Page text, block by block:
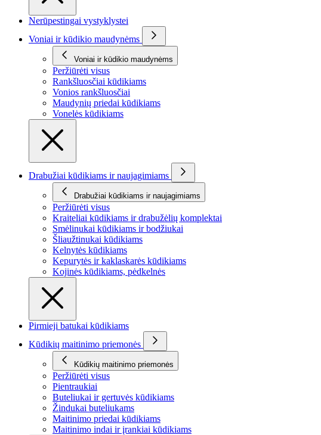
Nerūpestingai vystyklystei
Voniai ir kūdikio maudynėms
Voniai ir kūdikio maudynėms
Peržiūrėti visus
Rankšluosčiai kūdikiams
Vonios rankšluosčiai
Maudynių priedai kūdikiams
Vonelės kūdikiams
Drabužiai kūdikiams ir naujagimiams
Drabužiai kūdikiams ir naujagimiams
Peržiūrėti visus
Kraiteliai kūdikiams ir drabužėlių komplektai
Smėlinukai kūdikiams ir bodžiukai
Šliaužtinukai kūdikiams
Kelnytės kūdikiams
Kepurytės ir kaklaskarės kūdikiams
Kojinės kūdikiams, pėdkelnės
Pirmieji batukai kūdikiams
Kūdikių maitinimo priemonės
Kūdikių maitinimo priemonės
Peržiūrėti visus
Pientraukiai
Buteliukai ir gertuvės kūdikiams
Žindukai buteliukams
Maitinimo priedai kūdikiams
Maitinimo indai ir įrankiai kūdikiams